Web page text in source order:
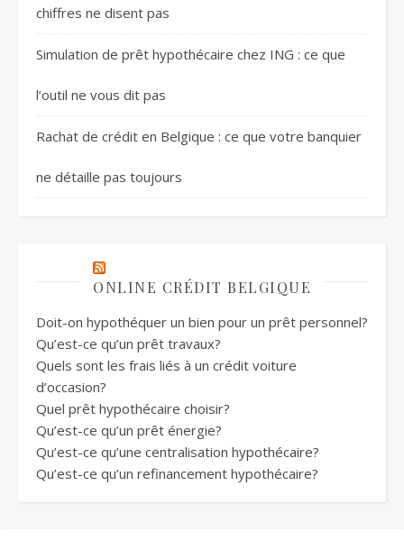
chiffres ne disent pas
Simulation de prêt hypothécaire chez ING : ce que
l’outil ne vous dit pas
Rachat de crédit en Belgique : ce que votre banquier
ne détaille pas toujours
ONLINE CRÉDIT BELGIQUE
Doit-on hypothéquer un bien pour un prêt personnel?
Qu’est-ce qu’un prêt travaux?
Quels sont les frais liés à un crédit voiture
d’occasion?
Quel prêt hypothécaire choisir?
Qu’est-ce qu’un prêt énergie?
Qu’est-ce qu’une centralisation hypothécaire?
Qu’est-ce qu’un refinancement hypothécaire?